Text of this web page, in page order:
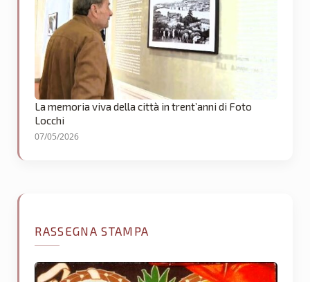
La memoria viva della città in trent’anni di Foto
Locchi
07/05/2026
RASSEGNA STAMPA